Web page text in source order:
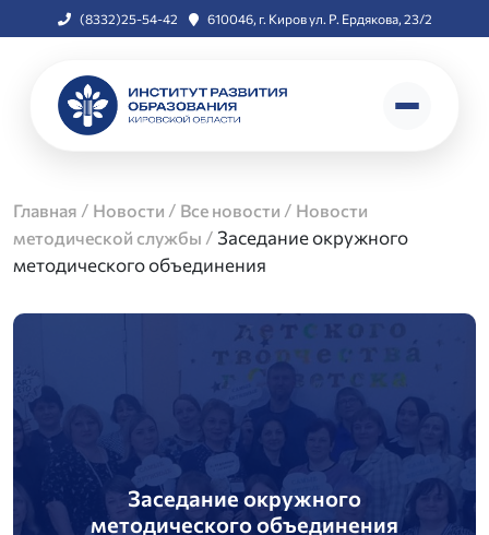
(8332)25-54-42 610046, г. Киров ул. Р. Ердякова, 23/2
Главная / Новости / Все новости / Новости
методической службы / Заседание окружного
методического объединения
Заседание окружного
методического объединения